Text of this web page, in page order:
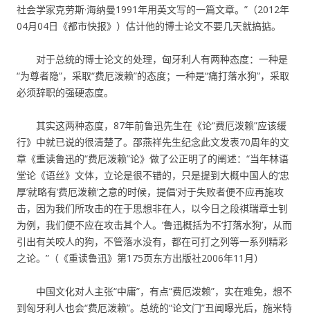
社会学家克劳斯·海纳曼1991年用英文写的一篇文章。”（2012年
04月04日《都市快报》）估计他的博士论文不要几天就搞掂。
对于总统的博士论文的处理，匈牙利人有两种态度：一种是
“为尊者隐”，采取“费厄泼赖”的态度；一种是“痛打落水狗”，采取
必须辞职的强硬态度。
其实这两种态度，87年前鲁迅先生在《论“费厄泼赖”应该缓
行》中就已说的很清楚了。邵燕祥先生纪念此文发表70周年的文
章《重读鲁迅的“费厄泼赖”论》做了公正明了的阐述：“当年林语
堂论《语丝》文体，立论是很不错的，只是提到大概中国人的‘忠
厚’就略有‘费厄泼赖’之意的时候，提倡‘对于失败者便不应再施攻
击，因为我们所攻击的在于思想非在人，以今日之段祺瑞章士钊
为例，我们便不应在攻击其个人。’鲁迅概括为不‘打落水狗’，从而
引出有关咬人的狗，不管落水没有，都在可打之列等一系列精彩
之论。”（《重读鲁迅》第175页东方出版社2006年11月）
中国文化对人主张“中庸”，有点“费厄泼赖”，实在难免，想不
到匈牙利人也会“费厄泼赖”。总统的“论文门”丑闻曝光后，施米特